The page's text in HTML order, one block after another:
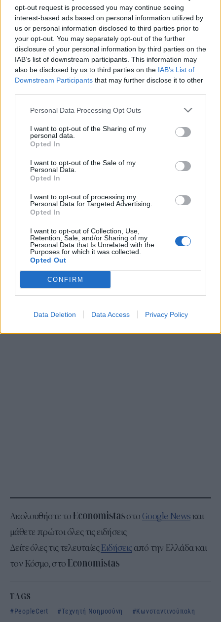
opt-out request is processed you may continue seeing
interest-based ads based on personal information utilized by
us or personal information disclosed to third parties prior to
your opt-out. You may separately opt-out of the further
disclosure of your personal information by third parties on the
IAB’s list of downstream participants. This information may
also be disclosed by us to third parties on the IAB’s List of
Downstream Participants that may further disclose it to other
Personal Data Processing Opt Outs
I want to opt-out of the Sharing of my
personal data.
Opted In
I want to opt-out of the Sale of my
Personal Data.
Opted In
I want to opt-out of processing my
Personal Data for Targeted Advertising.
Opted In
I want to opt-out of Collection, Use,
Retention, Sale, and/or Sharing of my
Personal Data that Is Unrelated with the
Purposes for which it was collected.
Opted Out
CONFIRM
Data Deletion Data Access Privacy Policy
και στην Κωνσταντινούπολη, αν δημιουργηθούν
καλύτερες οικονομικές συνθήκες.
«Η ομογένεια στην Κωνσταντινούπολη είναι μια
γέφυρα μεταξύ Ελλάδας και Τουρκίας, μεταξύ των δύο
λαών κάτω από την σκέπη του Οικουμενικού
Πατριαρχείου» είπε ο κ. Νικολαΐδης ενώ δεν παρέλειψε
ίδιο, έχουν γίνει πολλά θετικά βήματα. «Εμείς οι
πολλά να διδαχθούμε από τους πολύ λιγότερους
Ιμβριους» ανέφερε χαρακτηριστικά ο επικεφαλής της
PeopleCert. Μάλιστα, ανακοίνωσε ότι τον Σεπτέμβριο
θα πραγματοποιηθεί στην Αθήνα το συνέδριο των
Ακολουθήστε το στο Google Newsκαι
μάθετε πρώτοι όλες τις ειδήσεις
Δείτε όλες τις τελευταίεςΕιδήσειςαπό την Ελλάδα και
τον Κόσμο, στο
TAGS
PeopleCert
Τεχνητή Νοημοσύνη Κωνσταντινούπολη